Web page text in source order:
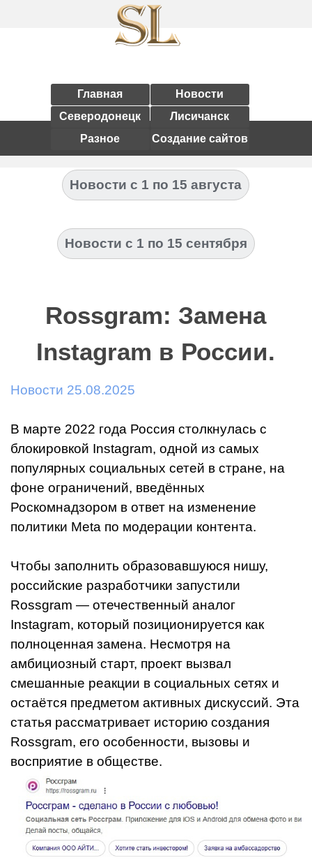
Главная
Новости
Северодонецк
Лисичанск
Разное
Создание сайтов
Новости с 1 по 15 августа
Новости с 1 по 15 сентября
Rossgram: Замена
Instagram в России.
Новости 25.08.2025
В марте 2022 года Россия столкнулась с
блокировкой Instagram, одной из самых
популярных социальных сетей в стране, на
фоне ограничений, введённых
Роскомнадзором в ответ на изменение
политики Meta по модерации контента.
Чтобы заполнить образовавшуюся нишу,
российские разработчики запустили
Rossgram — отечественный аналог
Instagram, который позиционируется как
полноценная замена. Несмотря на
амбициозный старт, проект вызвал
смешанные реакции в социальных сетях и
остаётся предметом активных дискуссий. Эта
статья рассматривает историю создания
Rossgram, его особенности, вызовы и
восприятие в обществе.